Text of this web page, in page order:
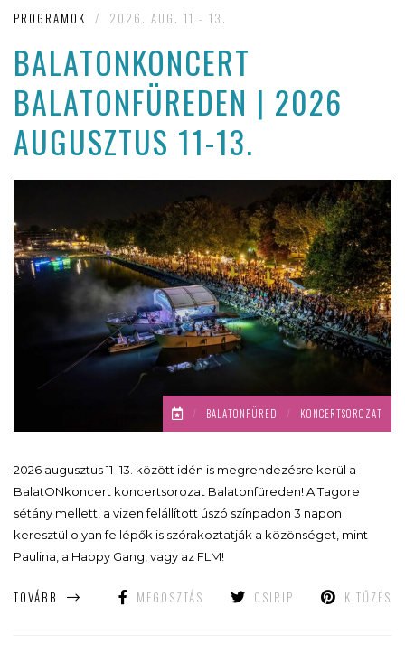
PROGRAMOK / 2026. AUG. 11 - 13.
BALATONKONCERT
BALATONFÜREDEN | 2026
AUGUSZTUS 11-13.
/ BALATONFÜRED / KONCERTSOROZAT
2026 augusztus 11–13. között idén is megrendezésre kerül a
BalatONkoncert koncertsorozat Balatonfüreden! A Tagore
sétány mellett, a vizen felállított úszó színpadon 3 napon
keresztül olyan fellépők is szórakoztatják a közönséget, mint
Paulina, a Happy Gang, vagy az FLM!
TOVÁBB KITŰZÉS
CSIRIP
MEGOSZTÁS